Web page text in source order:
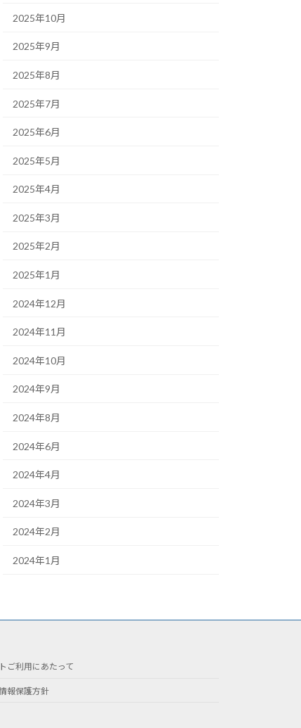
2025年10月
2025年9月
2025年8月
2025年7月
2025年6月
2025年5月
2025年4月
2025年3月
2025年2月
2025年1月
2024年12月
2024年11月
2024年10月
2024年9月
2024年8月
2024年6月
2024年4月
2024年3月
2024年2月
2024年1月
ご利用にあたって
報保護方針